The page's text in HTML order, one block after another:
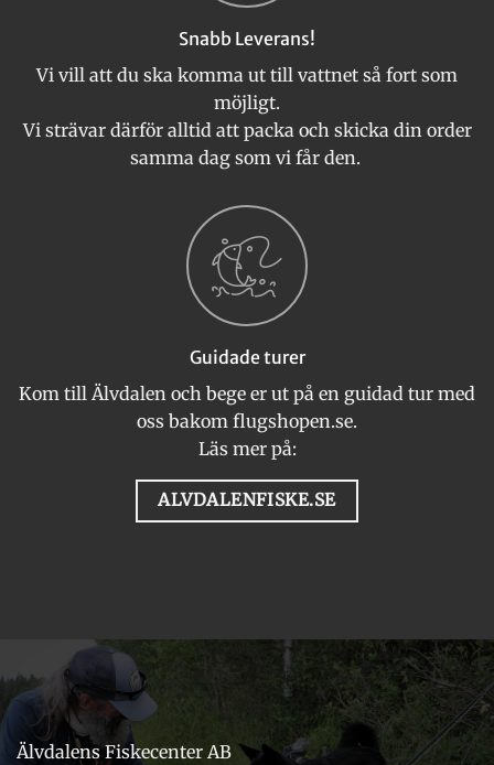
Snabb Leverans!
Vi vill att du ska komma ut till vattnet så fort som
möjligt.
Vi strävar därför alltid att packa och skicka din order
samma dag som vi får den.
Guidade turer
Kom till Älvdalen och bege er ut på en guidad tur med
oss bakom flugshopen.se.
Läs mer på:
ALVDALENFISKE.SE
Älvdalens Fiskecenter AB